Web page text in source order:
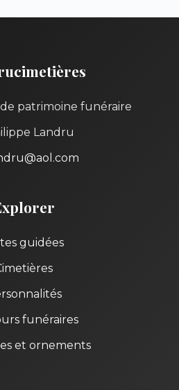
patrimoine funéraire
Landru
guidées
funéraires
et ornements